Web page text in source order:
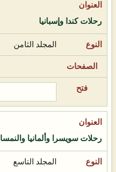
رحلات كندا وإسبانيا
المجلد الثامن
رحلات سويسرا وألمانيا والنمسا
المجلد التاسع